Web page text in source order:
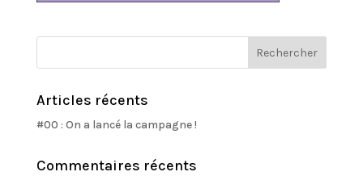
Articles récents
#00 : On a lancé la campagne !
Commentaires récents